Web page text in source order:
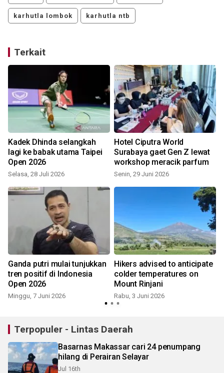
karhutla lombok karhutla ntb
Terkait
Kadek Dhinda selangkah
lagi ke babak utama Taipei
Open 2026
Selasa, 28 Juli 2026
Hotel Ciputra World
Surabaya gaet Gen Z lewat
workshop meracik parfum
Senin, 29 Juni 2026
Ganda putri mulai tunjukkan
tren positif di Indonesia
Open 2026
Minggu, 7 Juni 2026
Hikers advised to anticipate
colder temperatures on
Mount Rinjani
Rabu, 3 Juni 2026
Terpopuler - Lintas Daerah
Basarnas Makassar cari 24 penumpang
hilang di Perairan Selayar
Jul 16th